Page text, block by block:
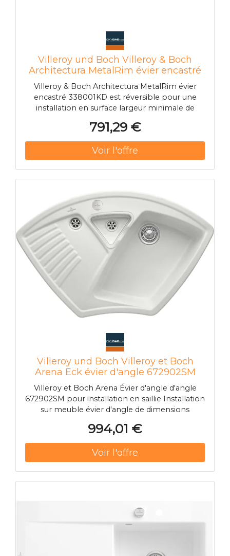
Villeroy und Boch Villeroy & Boch
Architectura MetalRim évier encastré
338001KD avec jeu de déchets et
fonctionnement manuel, fossile
Villeroy & Boch Architectura MetalRim évier
encastré 338001KD est réversible pour une
installation en surface largeur minimale de
791,29 €
Villeroy und Boch Villeroy et Boch
Arena Eck évier d'angle 672902SM
garniture de vidange , actionnement
excentrique, cuve à restes, vapeur
Villeroy et Boch Arena Évier d'angle d'angle
672902SM pour installation en saillie Installation
sur meuble évier d'angle de dimensions
994,01 €